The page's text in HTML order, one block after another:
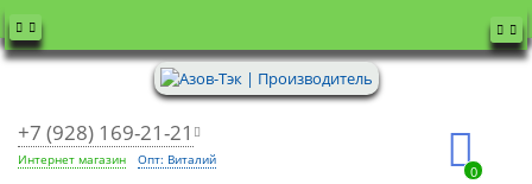
+7 (928) 169-21-21
Интернет магазин Опт: Виталий
0